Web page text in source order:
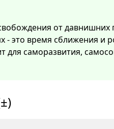
от
- это время сближения и
для саморазвития,